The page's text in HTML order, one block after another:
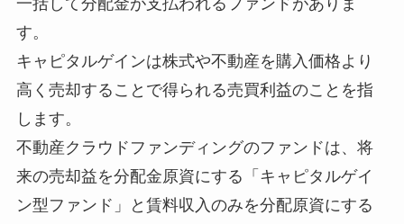
一括して分配金が支払われるファンドがありま
す。
キャピタルゲインは株式や不動産を購入価格より
高く売却することで得られる売買利益のことを指
します。
不動産クラウドファンディングのファンドは、将
来の売却益を分配金原資にする「キャピタルゲイ
ン型ファンド」と賃料収入のみを分配原資にする